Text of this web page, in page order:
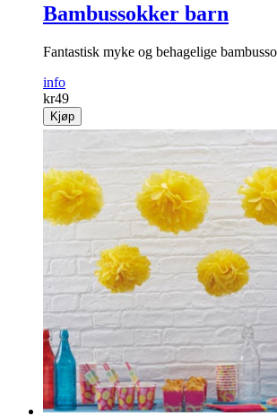
Bambussokker barn
Fantastisk myke og behagelige
info
kr49
Kjøp